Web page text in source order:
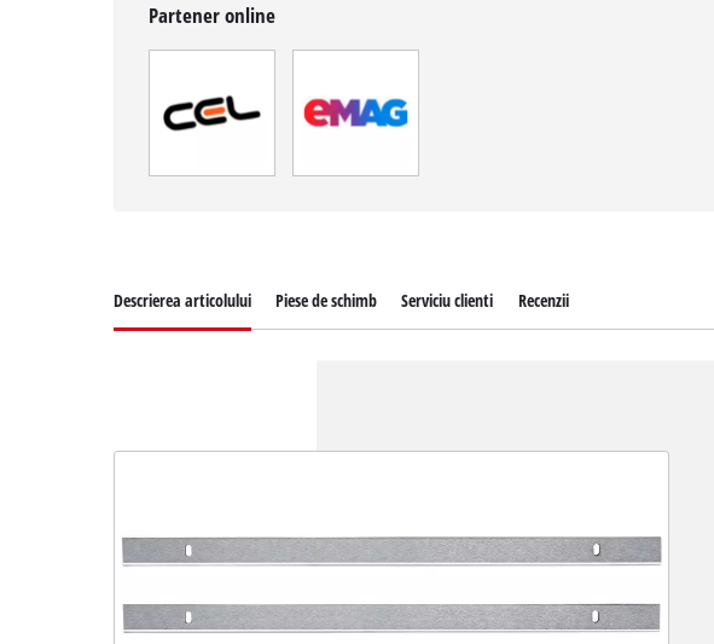
Partener online
Descrierea articolului Piese de schimb Serviciu clienti Recenzii